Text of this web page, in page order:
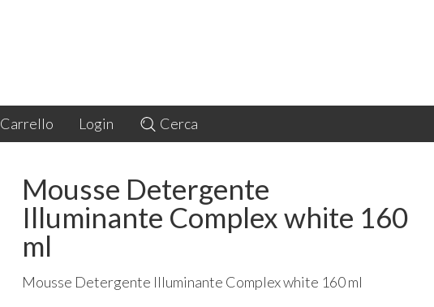
Carrello Login Cerca
Mousse Detergente
Illuminante Complex white 160
ml
Mousse Detergente Illuminante Complex white 160 ml